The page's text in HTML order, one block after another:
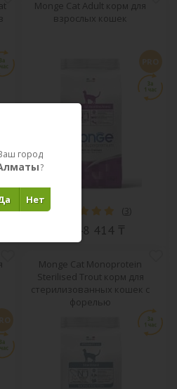
Monge Cat Adult корм для
взрослых кошек
( 3)
от 48 414 ₸
Monge Cat Monoprotein
Sterilised Trout корм для
стерилизованных кошек с
форелью
город
?
Нет